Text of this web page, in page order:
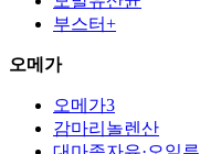
부스터+
오메가
오메가3
감마리놀렌산